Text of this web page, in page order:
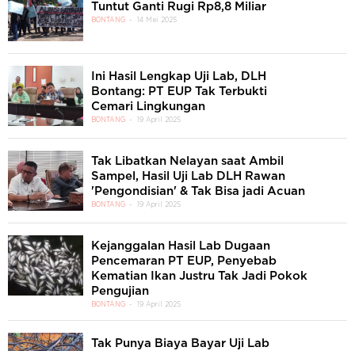
Tuntut Ganti Rugi Rp8,8 Miliar
BONTANG 14 Mei 2025
Ini Hasil Lengkap Uji Lab, DLH
Bontang: PT EUP Tak Terbukti
Cemari Lingkungan
BONTANG 19 April 2025
Tak Libatkan Nelayan saat Ambil
Sampel, Hasil Uji Lab DLH Rawan
'Pengondisian' & Tak Bisa jadi Acuan
BONTANG 19 April 2025
Kejanggalan Hasil Lab Dugaan
Pencemaran PT EUP, Penyebab
Kematian Ikan Justru Tak Jadi Pokok
Pengujian
BONTANG 19 April 2025
Tak Punya Biaya Bayar Uji Lab